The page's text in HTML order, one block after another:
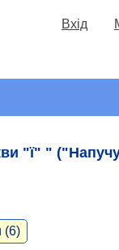
Вхід
"ї" "
(6)